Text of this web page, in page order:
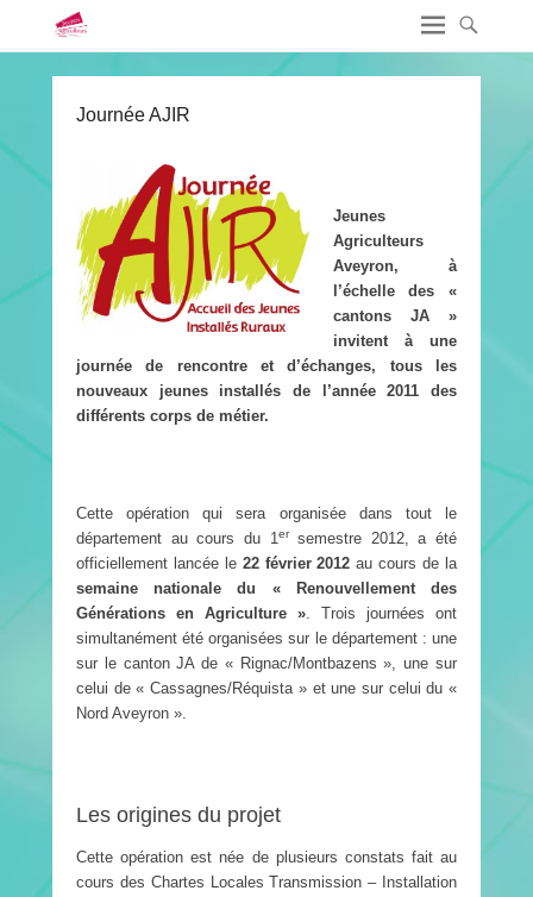
Journée AJIR
Jeunes
Agriculteurs
Aveyron, à
l’échelle des «
cantons JA »
invitent à une
journée de rencontre et d’échanges, tous les
nouveaux jeunes installés de l’année 2011 des
différents corps de métier.
Cette opération qui sera organisée dans tout le
département au cours du 1ersemestre 2012, a été
officiellement lancée le 22 février 2012 au cours de la
semaine nationale du « Renouvellement des
Générations en Agriculture ». Trois journées ont
simultanément été organisées sur le département : une
sur le canton JA de « Rignac/Montbazens », une sur
celui de « Cassagnes/Réquista » et une sur celui du «
Nord Aveyron ».
Les origines du projet
Cette opération est née de plusieurs constats fait au
cours des Chartes Locales Transmission – Installation